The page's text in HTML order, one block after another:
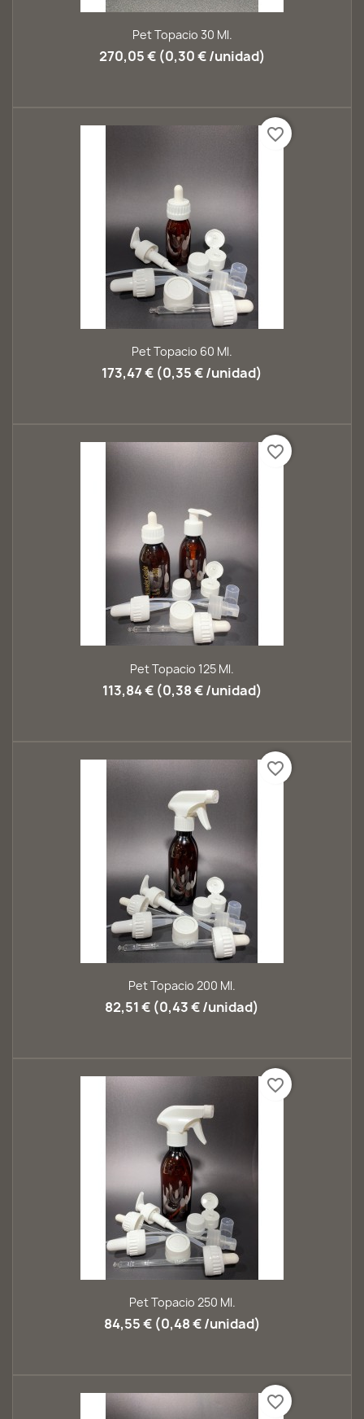
Pet Topacio 30 Ml.
270,05 € (0,30 € /unidad)
Pet Topacio 60 Ml.
173,47 € (0,35 € /unidad)
favorite_border
Pet Topacio 125 Ml.
113,84 € (0,38 € /unidad)
favorite_border
Pet Topacio 200 Ml.
82,51 € (0,43 € /unidad)
favorite_border
Pet Topacio 250 Ml.
84,55 € (0,48 € /unidad)
favorite_border
favorite_border